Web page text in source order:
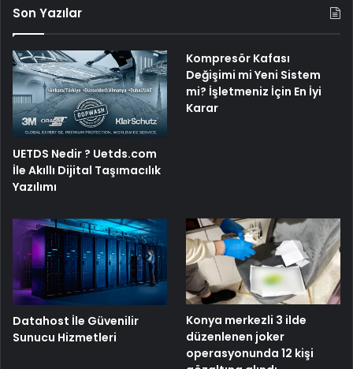
Son Yazılar
UETDS Nedir ? Uetds.com
İle Akıllı Dijital Taşımacılık
Yazılımı
Kompresör Kafası
Değişimi mi Yeni Sistem
mi? İşletmeniz İçin En İyi
Karar
Datahost İle Güvenilir
Sunucu Hizmetleri
Konya merkezli 3 ilde
düzenlenen joker
operasyonunda 12 kişi